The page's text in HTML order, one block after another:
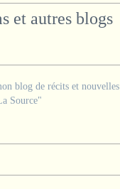
et autres blogs
blog de récits et nouvelles
Source"